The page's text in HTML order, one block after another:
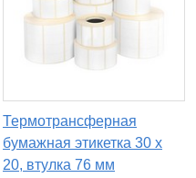
Термотрансферная
бумажная этикетка 30 х
20, втулка 76 мм